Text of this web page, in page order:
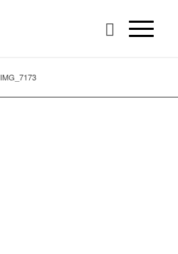
IMG_7173